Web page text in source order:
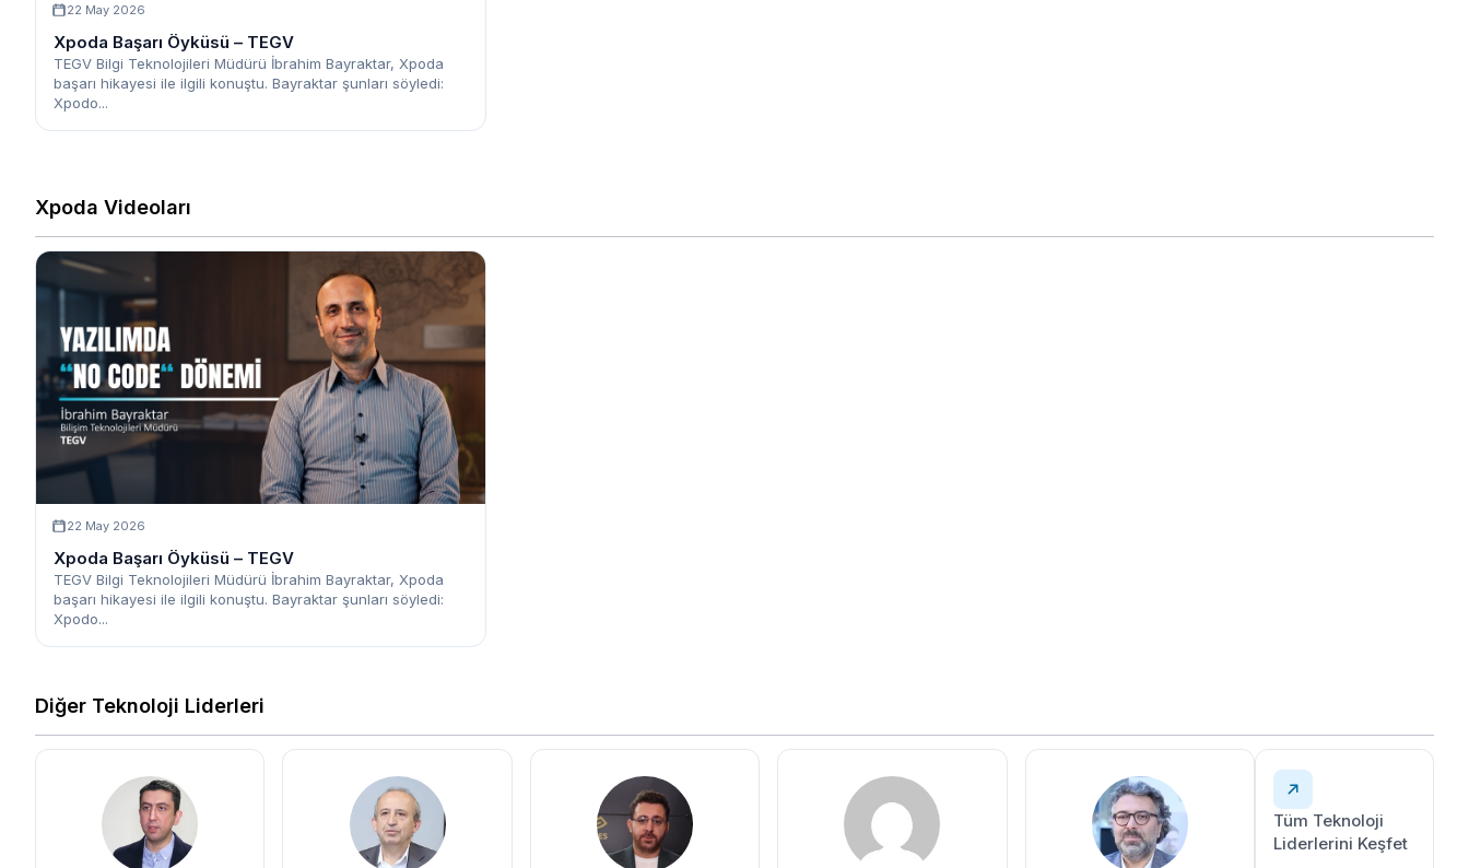
22 May 2026
Xpoda Başarı Öyküsü – TEGV
TEGV Bilgi Teknolojileri Müdürü İbrahim Bayraktar, Xpoda
başarı hikayesi ile ilgili konuştu. Bayraktar şunları söyledi:
Xpodo...
Xpoda Videoları
22 May 2026
Xpoda Başarı Öyküsü – TEGV
TEGV Bilgi Teknolojileri Müdürü İbrahim Bayraktar, Xpoda
başarı hikayesi ile ilgili konuştu. Bayraktar şunları söyledi:
Xpodo...
Diğer Teknoloji Liderleri
Tüm Teknoloji
Liderlerini Keşfet